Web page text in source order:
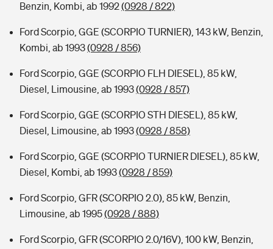
Benzin, Kombi, ab 1992(0928 / 822)
Ford Scorpio, GGE (SCORPIO TURNIER), 143 kW, Benzin,
Kombi, ab 1993(0928 / 856)
Ford Scorpio, GGE (SCORPIO FLH DIESEL), 85 kW,
Diesel, Limousine, ab 1993(0928 / 857)
Ford Scorpio, GGE (SCORPIO STH DIESEL), 85 kW,
Diesel, Limousine, ab 1993(0928 / 858)
Ford Scorpio, GGE (SCORPIO TURNIER DIESEL), 85 kW,
Diesel, Kombi, ab 1993(0928 / 859)
Ford Scorpio, GFR (SCORPIO 2.0), 85 kW, Benzin,
Limousine, ab 1995(0928 / 888)
Ford Scorpio, GFR (SCORPIO 2.0/16V), 100 kW, Benzin,